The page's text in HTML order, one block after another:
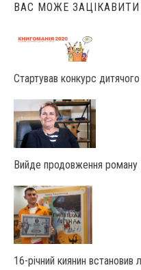
ВАС МОЖЕ ЗАЦІКАВИТИ
Стартував конкурс
Вийде продовження роману
16-річний киянин встановив